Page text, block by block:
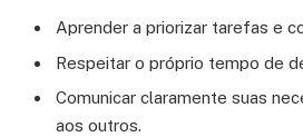
Aprender a priorizar tarefas e
Respeitar o próprio tempo de
Comunicar claramente suas
aos outros.